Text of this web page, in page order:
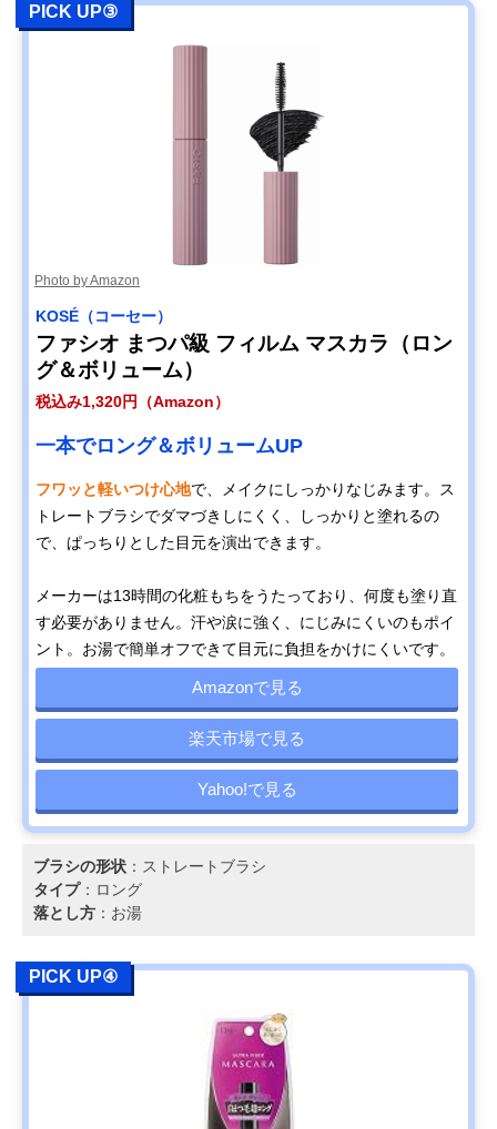
PICK UP③
Photo by Amazon
KOSÉ（コーセー）
ファシオ まつパ級 フィルム マスカラ（ロン
グ＆ボリューム）
税込み1,320円（Amazon）
一本でロング＆ボリュームUP
フワッと軽いつけ心地で、メイクにしっかりなじみます。ス
トレートブラシでダマづきしにくく、しっかりと塗れるの
で、ぱっちりとした目元を演出できます。
メーカーは13時間の化粧もちをうたっており、何度も塗り直
す必要がありません。汗や涙に強く、にじみにくいのもポイ
ント。お湯で簡単オフできて目元に負担をかけにくいです。
Amazonで見る
楽天市場で見る
Yahoo!で見る
ブラシの形状 ：ストレートブラシ
タイプ：ロング
落とし方 ：お湯
PICK UP④